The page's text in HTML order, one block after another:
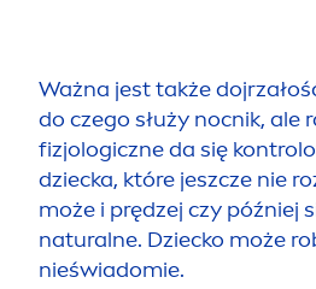
Ważna jest także
do czego służy nocnik, ale
fizjologiczne da się
dziecka, które jeszcze nie
może i prędzej czy później
naturalne. Dziecko może
nieświadomie.